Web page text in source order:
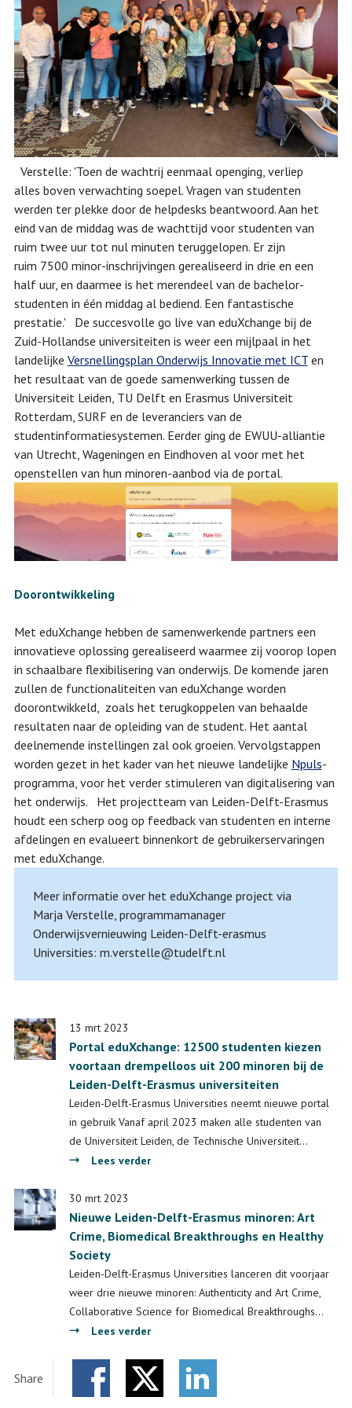
Verstelle: 'Toen de wachtrij eenmaal openging, verliep
alles boven verwachting soepel. Vragen van studenten
werden ter plekke door de helpdesks beantwoord. Aan het
eind van de middag was de wachttijd voor studenten van
ruim twee uur tot nul minuten teruggelopen. Er zijn
ruim 7500 minor-inschrijvingen gerealiseerd in drie en een
half uur, en daarmee is het merendeel van de bachelor-
studenten in één middag al bediend. Een fantastische
prestatie.' De succesvolle go live van eduXchange bij de
Zuid-Hollandse universiteiten is weer een mijlpaal in het
landelijke Versnellingsplan Onderwijs Innovatie met ICTen
het resultaat van de goede samenwerking tussen de
Universiteit Leiden, TU Delft en Erasmus Universiteit
Rotterdam, SURF en de leveranciers van de
studentinformatiesystemen. Eerder ging de EWUU-alliantie
van Utrecht, Wageningen en Eindhoven al voor met het
openstellen van hun minoren-aanbod via de portal.
Doorontwikkeling
Met eduXchange hebben de samenwerkende partners een
innovatieve oplossing gerealiseerd waarmee zij voorop lopen
in schaalbare flexibilisering van onderwijs. De komende jaren
zullen de functionaliteiten van eduXchange worden
doorontwikkeld, zoals het terugkoppelen van behaalde
resultaten naar de opleiding van de student. Het aantal
deelnemende instellingen zal ook groeien. Vervolgstappen
worden gezet in het kader van het nieuwe landelijke Npuls-
programma, voor het verder stimuleren van digitalisering van
het onderwijs. Het projectteam van Leiden-Delft-Erasmus
houdt een scherp oog op feedback van studenten en interne
afdelingen en evalueert binnenkort de gebruikerservaringen
met eduXchange.
Meer informatie over het eduXchange project via
Marja Verstelle, programmamanager
Onderwijsvernieuwing Leiden-Delft-erasmus
Universities: m.verstelle@tudelft.nl
13 mrt 2023
Portal eduXchange: 12500 studenten kiezen
voortaan drempelloos uit 200 minoren bij de
Leiden-Delft-Erasmus universiteiten
Leiden-Delft-Erasmus Universities neemt nieuwe portal
in gebruik Vanaf april 2023 maken alle studenten van
de Universiteit Leiden, de Technische Universiteit…
Lees verderover
12500
studenten
voortaan
drempelloos
uit
200
bij
de
30 mrt 2023
Nieuwe Leiden-Delft-Erasmus minoren: Art
Crime, Biomedical Breakthroughs en Healthy
Society
Leiden-Delft-Erasmus Universities lanceren dit voorjaar
weer drie nieuwe minoren: Authenticity and Art Crime,
Collaborative Science for Biomedical Breakthroughs…
Lees verderover
Leiden-
Delft-
Share